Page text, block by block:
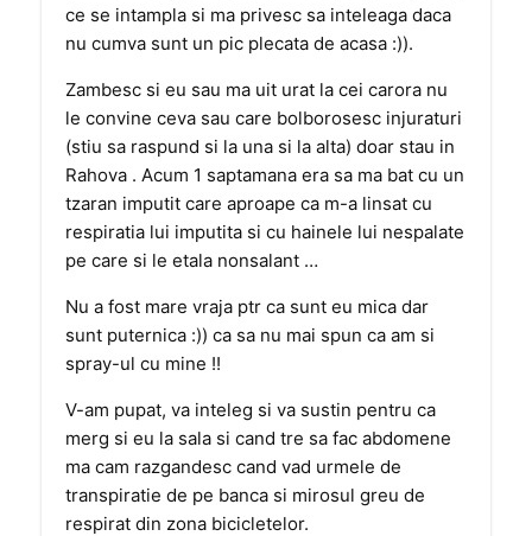
ce se intampla si ma privesc sa inteleaga daca
nu cumva sunt un pic plecata de acasa :)).
Zambesc si eu sau ma uit urat la cei carora nu
le convine ceva sau care bolborosesc injuraturi
(stiu sa raspund si la una si la alta) doar stau in
Rahova . Acum 1 saptamana era sa ma bat cu un
tzaran imputit care aproape ca m-a linsat cu
respiratia lui imputita si cu hainele lui nespalate
pe care si le etala nonsalant …
Nu a fost mare vraja ptr ca sunt eu mica dar
sunt puternica :)) ca sa nu mai spun ca am si
spray-ul cu mine !!
V-am pupat, va inteleg si va sustin pentru ca
merg si eu la sala si cand tre sa fac abdomene
ma cam razgandesc cand vad urmele de
transpiratie de pe banca si mirosul greu de
respirat din zona bicicletelor.